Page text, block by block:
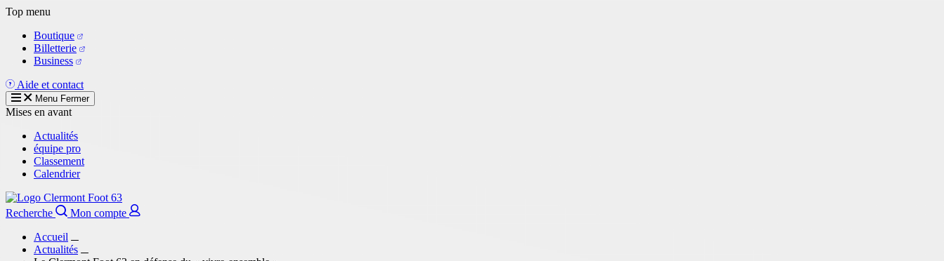
Aller
contenu
principal
Top menu
Boutique
Billetterie
Business
Aide et contact
Menu Fermer
Mises en avant
Actualités
équipe pro
Classement
Calendrier
Recherche
Mon compte
Accueil
Actualités